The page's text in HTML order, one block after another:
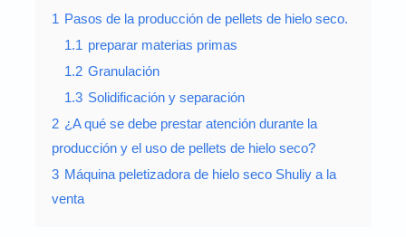
1 Pasos de la producción de pellets de hielo seco.
1.1 preparar materias primas
1.2 Granulación
1.3 Solidificación y separación
2 ¿A qué se debe prestar atención durante la
producción y el uso de pellets de hielo seco?
3 Máquina peletizadora de hielo seco Shuliy a la
venta